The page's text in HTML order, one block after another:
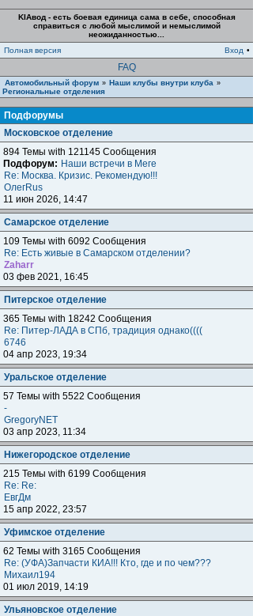
KIAвод - есть боевая единица сама в себе, способная
справиться с любой мыслимой и немыслимой
неожиданностью...
Полная версия
Вход •
FAQ
Автомобильный форум » Наши клубы внутри клуба »
Региональные отделения
Подфорумы
Московское отделение
894 Темы with 121145 Сообщения
Подфорум: Наши встречи в Меге
Re: Москва. Кризис. Рекомендую!!!
ОлегRus
11 июн 2026, 14:47
Самарское отделение
109 Темы with 6092 Сообщения
Re: Есть живые в Самарском отделении?
Zaharr
03 фев 2021, 16:45
Питерское отделение
365 Темы with 18242 Сообщения
Re: Питер-ЛАДА в СПб, традиция однако((((
6746
04 апр 2023, 19:34
Уральское отделение
57 Темы with 5522 Сообщения
-
GregoryNET
03 апр 2023, 11:34
Нижегородское отделение
215 Темы with 6199 Сообщения
Re: Re:
ЕвгДм
15 апр 2022, 23:57
Уфимское отделение
62 Темы with 3165 Сообщения
Re: (УФА)Запчасти КИА!!! Кто, где и по чем???
Михаил194
01 июл 2019, 14:19
Ульяновское отделение